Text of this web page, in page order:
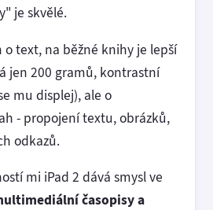
je skvělé.
o text, na běžné knihy je lepší
jen 200 gramů, kontrastní
mu displej), ale o
- propojení textu, obrázků,
odkazů.
mi iPad 2 dává smysl ve
časopisy a